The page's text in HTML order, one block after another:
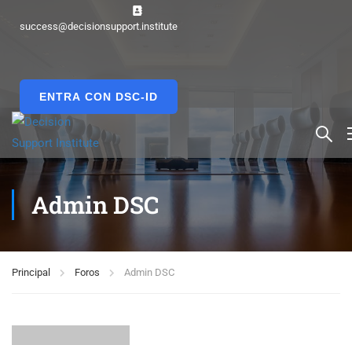
success@decisionsupport.institute
ENTRA CON DSC-ID
Admin DSC
Principal Foros Admin DSC